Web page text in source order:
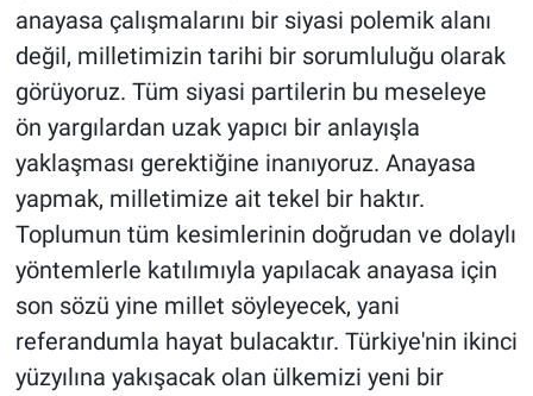
anayasa çalışmalarını bir siyasi polemik alanı
değil, milletimizin tarihi bir sorumluluğu olarak
görüyoruz. Tüm siyasi partilerin bu meseleye
ön yargılardan uzak yapıcı bir anlayışla
yaklaşması gerektiğine inanıyoruz. Anayasa
yapmak, milletimize ait tekel bir haktır.
Toplumun tüm kesimlerinin doğrudan ve dolaylı
yöntemlerle katılımıyla yapılacak anayasa için
son sözü yine millet söyleyecek, yani
referandumla hayat bulacaktır. Türkiye'nin ikinci
yüzyılına yakışacak olan ülkemizi yeni bir